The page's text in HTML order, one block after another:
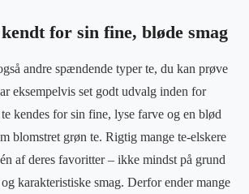
for sin fine, bløde smag
andre spændende typer te, du kan prøve
eksempelvis set godt udvalg inden for
kendes for sin fine, lyse farve og en blød
blomstret grøn te. Rigtig mange te-elskere
af deres favoritter – ikke mindst på grund
karakteristiske smag. Derfor ender mange